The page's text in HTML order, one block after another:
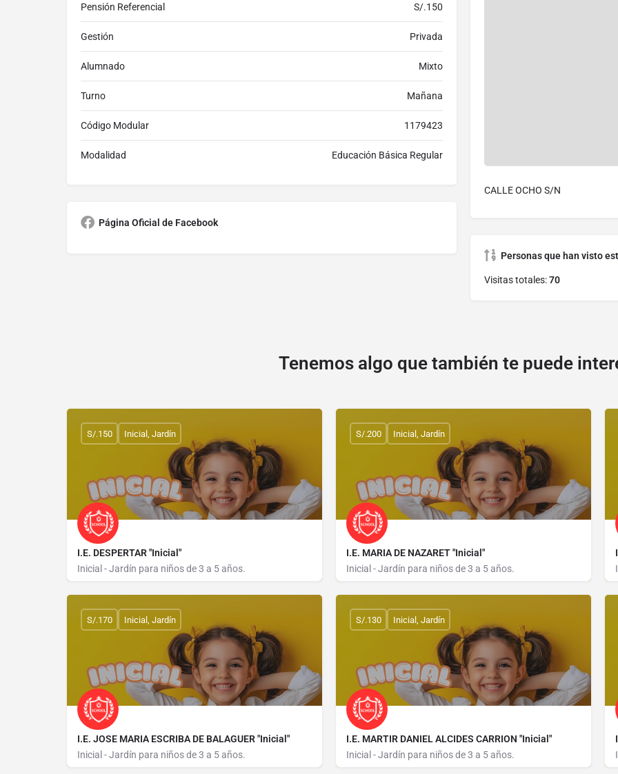
Pensión Referencial S/.150
Gestión Privada
Alumnado Mixto
Turno Mañana
Código Modular 1179423
Modalidad Educación Básica Regular
Página Oficial de Facebook
CALLE OCHO S/N
Personas que han visto
Visitas totales:70
Tenemos algo que también te puede
I.E. DESPERTAR "Inicial"
Inicial - Jardín para niños de 3 a 5 años.
S/.150 Inicial, Jardín
I.E. MARIA DE NAZARET "Inicial"
Inicial - Jardín para niños de 3 a 5 años.
S/.200 Inicial, Jardín
I.E. JOSE MARIA ESCRIBA DE BALAGUER "Inicial"
Inicial - Jardín para niños de 3 a 5 años.
S/.170 Inicial, Jardín
I.E. MARTIR DANIEL ALCIDES CARRION "Inicial"
Inicial - Jardín para niños de 3 a 5 años.
S/.130 Inicial, Jardín